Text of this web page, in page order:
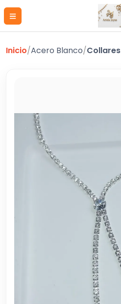
Inicio/Acero Blanco/Collares